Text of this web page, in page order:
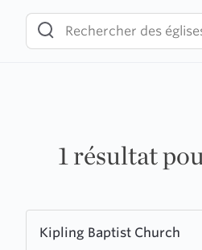
content
1 résultat
Kipling Baptist Church
more